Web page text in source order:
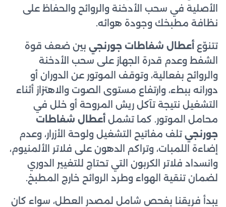
الأصلية في سحب الأدخنة والروائح والحفاظ على
نظافة مطبخك وجودة هوائه.
تتنوّع أعطال شفاطات جورنجي بين ضعف قوة
الشفط وعدم قدرة الجهاز على سحب الأدخنة
والروائح بفعالية، وتوقف الموتور عن الدوران أو
دورانه ببطء، وارتفاع مستوى الصوت والاهتزاز أثناء
التشغيل نتيجة تآكل ريش المروحة أو خلل في
محامل الموتور. كما تشمل أعطال شفاطات
جورنجي تلف مفاتيح التشغيل ولوحة الأزرار، وعدم
إضاءة اللمبات، وتراكم الدهون على فلاتر الألمنيوم،
وانسداد فلاتر الكربون التي تحتاج للتغيير الدوري
لضمان تنقية الهواء وطرد الروائح خارج المطبخ.
يبدأ فريقنا بفحص شامل لمصدر العطل، سواء كان